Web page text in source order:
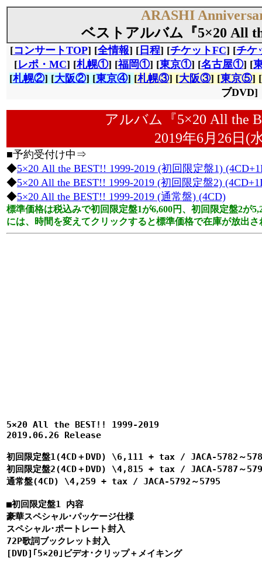
ARASHI
ベストアルバム『5×20 All
[コンサートTOP] [全情報] [日程] [チケットFC] [チケ
[レポ・MC] [札幌①] [福岡①] [東京①] [名古屋①] [
[札幌②] [大阪②] [東京④] [札幌③] [大阪③] [東京⑤] [
ブDVD]
アルバム『5×20 All the
2019年6月26日(
■予約受付け中⇒
◆5×20 All the BEST!! 1999-2019 (初回限定盤1)
◆5×20 All the BEST!! 1999-2019 (初回限定盤2)
◆5×20 All the BEST!! 1999-2019 (通常盤) (4CD)
標準価格は税込みで初回限定盤1が6,600円、初回限定盤2が
には、時間を変えてクリックすると標準価格で在庫が放出
5×20 All the BEST!! 1999-2019
2019.06.26 Release
初回限定盤1(4CD＋DVD) \6,111 + tax / JACA-5782～
初回限定盤2(4CD＋DVD) \4,815 + tax / JACA-5787～
通常盤(4CD) \4,259 + tax / JACA-5792～5795
■初回限定盤1 内容
豪華スペシャル･パッケージ仕様
スペシャル･ポートレート封入
72P歌詞ブックレット封入
[DVD]｢5×20｣ビデオ･クリップ＋メイキング